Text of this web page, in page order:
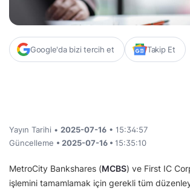
Google'da bizi tercih et Takip Et
Yayın Tarihi • 2025-07-16 • 15:34:57
Güncelleme • 2025-07-16 • 15:35:10
MetroCity Bankshares (MCBS) ve First IC
işlemini tamamlamak için gerekli tüm